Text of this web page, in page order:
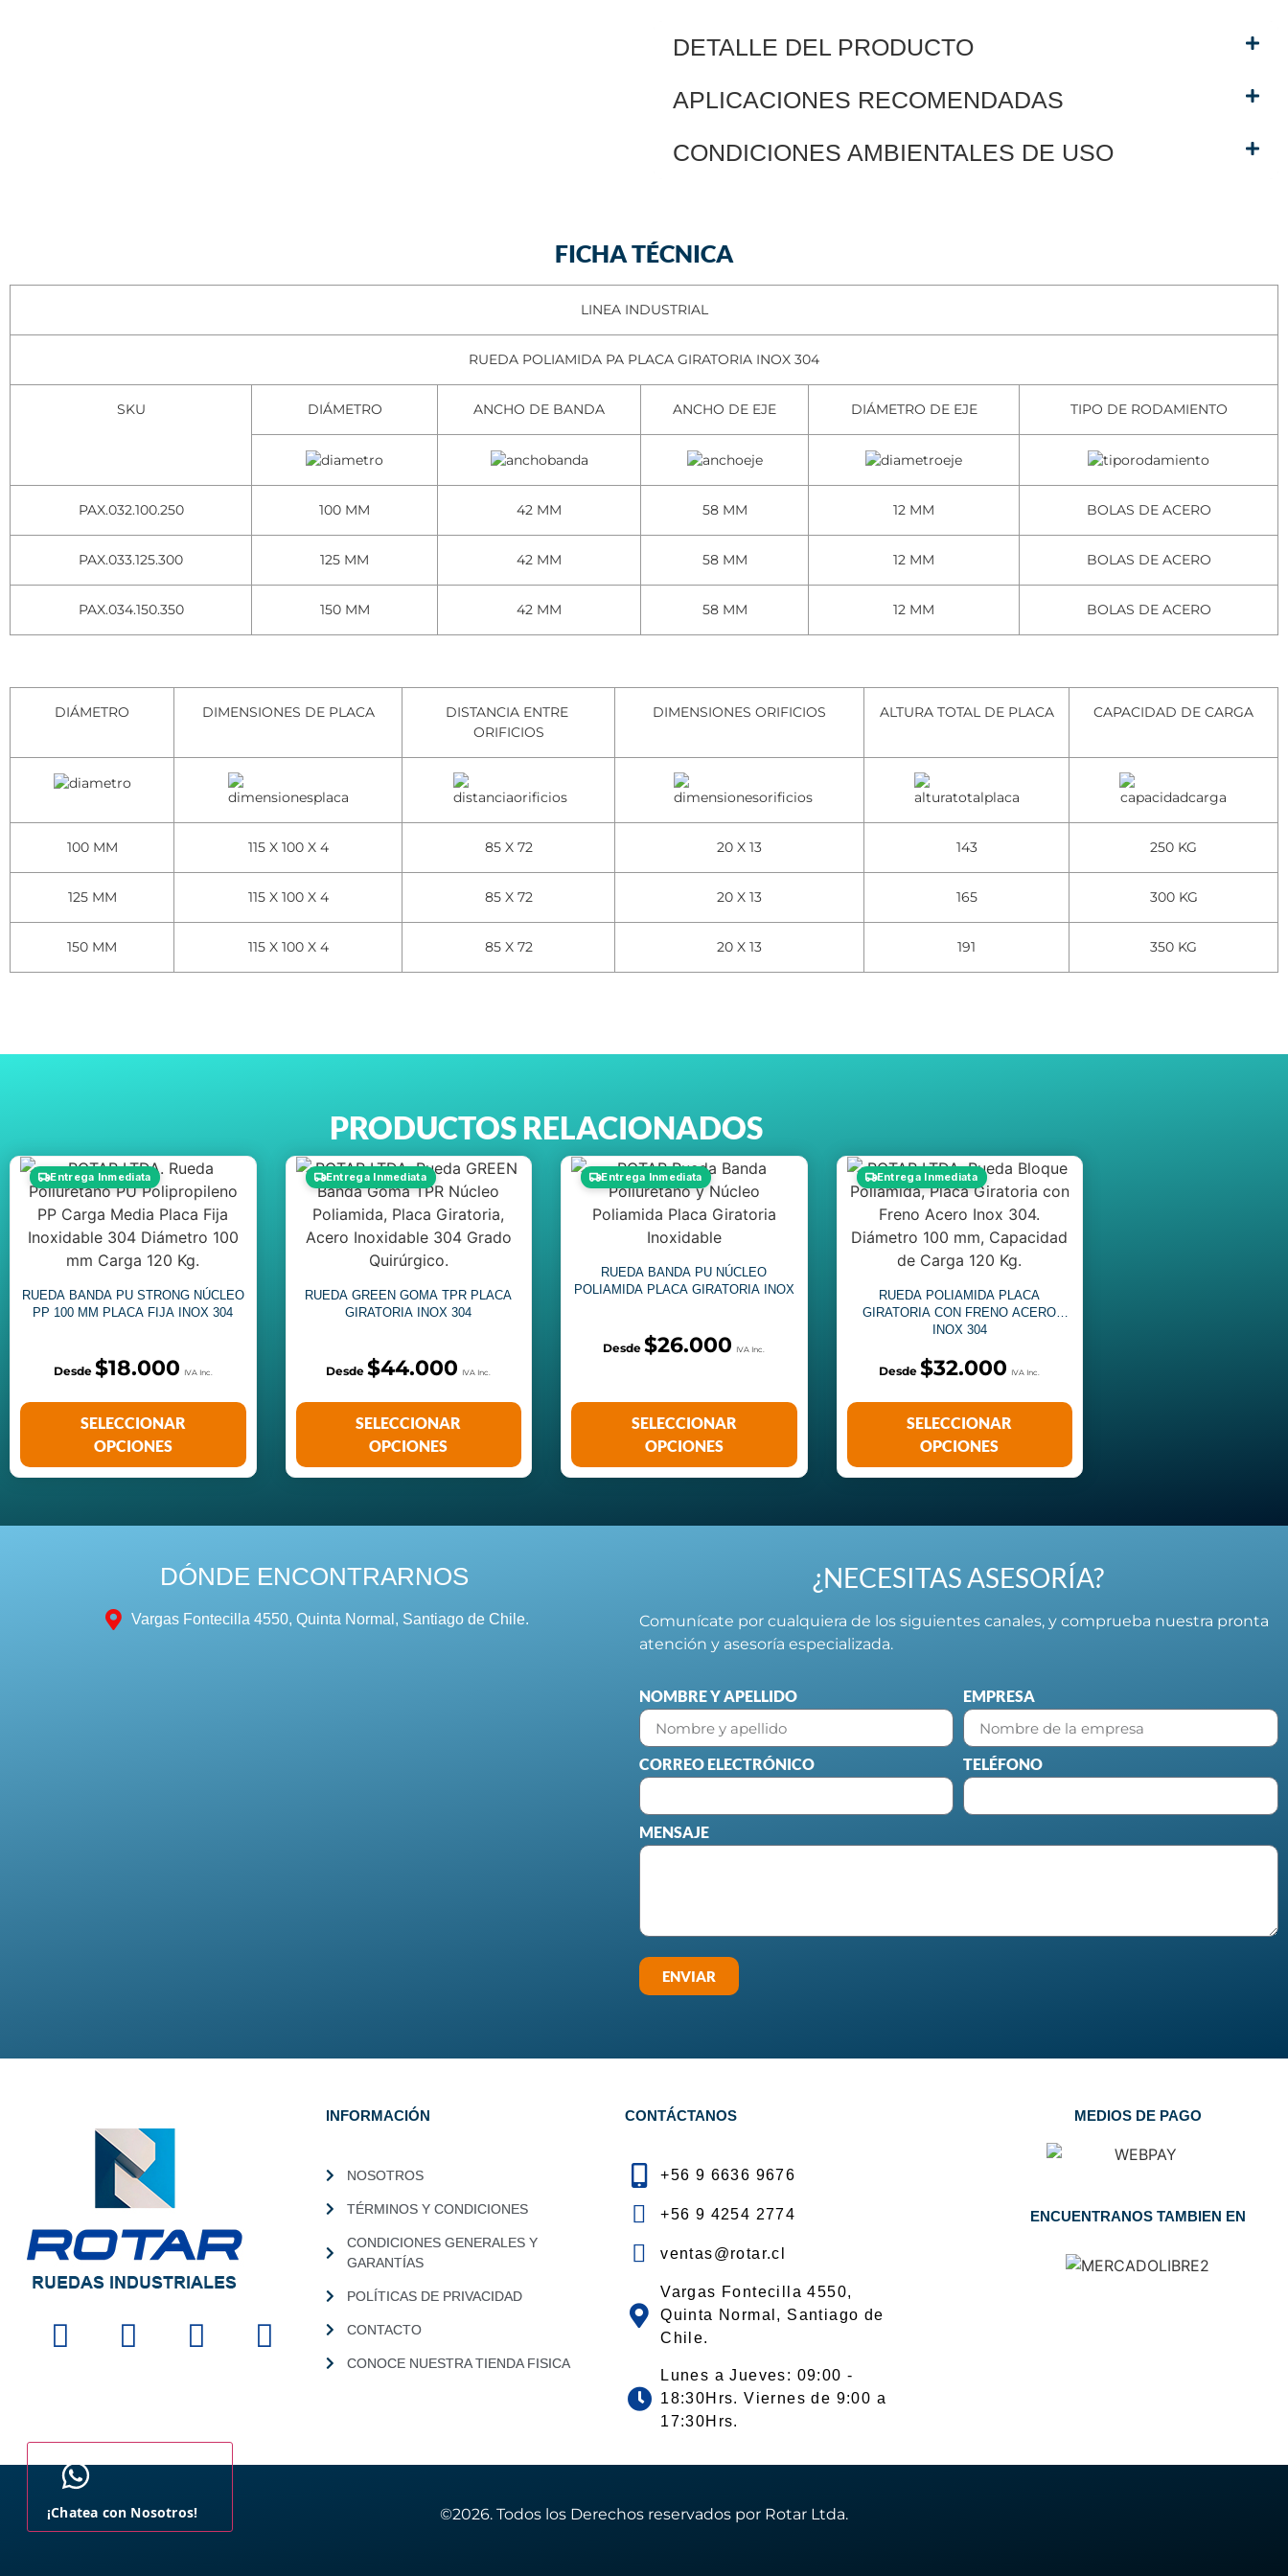
DETALLE DEL PRODUCTO
APLICACIONES RECOMENDADAS
CONDICIONES AMBIENTALES DE USO
FICHA TÉCNICA
LINEA INDUSTRIAL
RUEDA POLIAMIDA PA PLACA GIRATORIA INOX 304
SKU DIÁMETRO ANCHO DE BANDA ANCHO DE EJE DIÁMETRO DE EJE TIPO DE RODAMIENTO
PAX.032.100.250 100 MM 42 MM 58 MM 12 MM BOLAS DE ACERO
PAX.033.125.300 125 MM 42 MM 58 MM 12 MM BOLAS DE ACERO
PAX.034.150.350 150 MM 42 MM 58 MM 12 MM BOLAS DE ACERO
DIÁMETRO DIMENSIONES DE PLACA
DISTANCIA ENTRE
ORIFICIOS
DIMENSIONES ORIFICIOS ALTURA TOTAL DE PLACA CAPACIDAD DE CARGA
100 MM 115 X 100 X 4 85 X 72 20 X 13 143 250 KG
125 MM 115 X 100 X 4 85 X 72 20 X 13 165 300 KG
150 MM 115 X 100 X 4 85 X 72 20 X 13 191 350 KG
PRODUCTOS RELACIONADOS
Entrega Inmediata
RUEDA BANDA PU STRONG NÚCLEO
PP 100 MM PLACA FIJA INOX 304
$18.000
SELECCIONAR
OPCIONES
Entrega Inmediata
RUEDA GREEN GOMA TPR PLACA
GIRATORIA INOX 304
$44.000
SELECCIONAR
OPCIONES
Entrega Inmediata
RUEDA BANDA PU NÚCLEO
POLIAMIDA PLACA GIRATORIA INOX
$26.000
SELECCIONAR
OPCIONES
Entrega Inmediata
RUEDA POLIAMIDA PLACA
GIRATORIA CON FRENO ACERO
INOX 304
$32.000
SELECCIONAR
OPCIONES
DÓNDE ENCONTRARNOS
Vargas Fontecilla 4550, Quinta Normal, Santiago de Chile.
¿NECESITAS ASESORÍA?
Comunícate por cualquiera de los siguientes canales, y comprueba nuestra pronta
atención y asesoría especializada.
NOMBRE Y APELLIDO EMPRESA
CORREO ELECTRÓNICO TELÉFONO
MENSAJE
ENVIAR
INFORMACIÓN
NOSOTROS
TÉRMINOS Y CONDICIONES
CONDICIONES GENERALES Y
GARANTÍAS
POLÍTICAS DE PRIVACIDAD
CONTACTO
CONOCE NUESTRA TIENDA FISICA
CONTÁCTANOS
+56 9 6636 9676
+56 9 4254 2774
ventas@rotar.cl
Vargas Fontecilla 4550,
Quinta Normal, Santiago de
Chile.
Lunes a Jueves: 09:00 -
18:30Hrs. Viernes de 9:00 a
17:30Hrs.
MEDIOS DE PAGO
ENCUENTRANOS TAMBIEN EN
©2026. Todos los Derechos reservados por Rotar Ltda.​
¡Chatea con Nosotros!